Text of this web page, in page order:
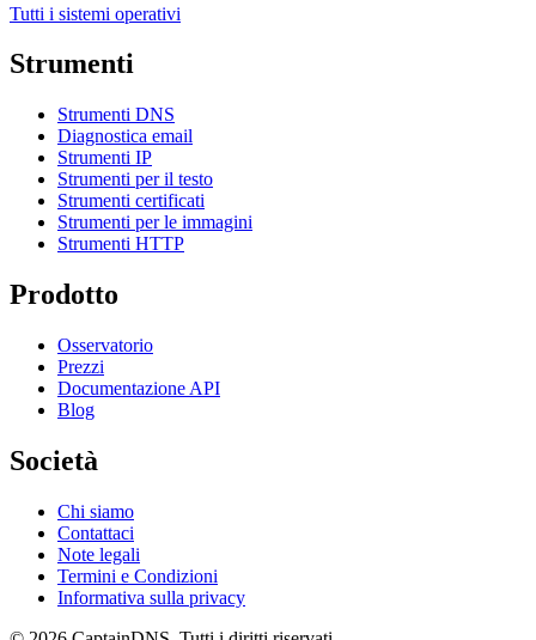
Tutti i sistemi operativi
Strumenti
Strumenti DNS
Diagnostica email
Strumenti IP
Strumenti per il testo
Strumenti certificati
Strumenti per le immagini
Strumenti HTTP
Prodotto
Osservatorio
Prezzi
Documentazione API
Blog
Società
Chi siamo
Contattaci
Note legali
Termini e Condizioni
Informativa sulla privacy